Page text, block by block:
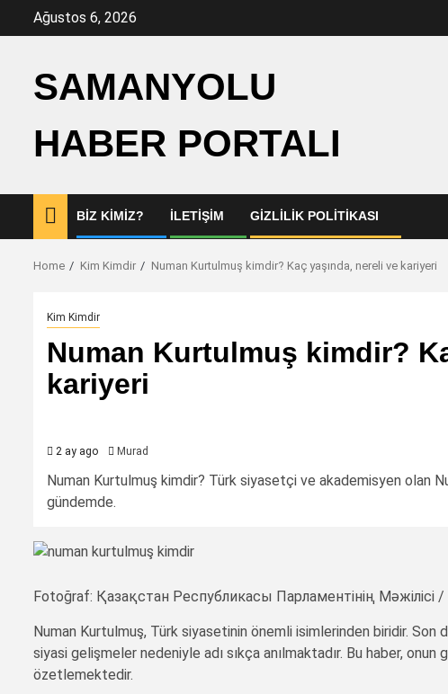
Ağustos 6, 2026
SAMANYOLU
HABER PORTALI
BIZ KIMIZ? İLETIŞIM GIZLILIK POLITIKASI
Home Kim Kimdir Numan Kurtulmuş kimdir? Kaç yaşında, nereli ve kariyeri
Kim Kimdir
Numan Kurtulmuş kimdir?
kariyeri
2 ay ago Murad
Numan Kurtulmuş kimdir? Türk siyasetçi ve akademisyen olan
gündemde.
Fotoğraf: Қазақстан Республикасы Парламентінің Мәжілісі /
Numan Kurtulmuş, Türk siyasetinin önemli isimlerinden biridir. Son
siyasi gelişmeler nedeniyle adı sıkça anılmaktadır. Bu haber,
özetlemektedir.